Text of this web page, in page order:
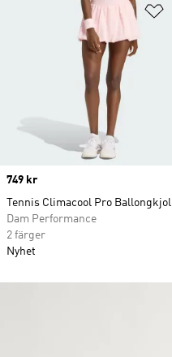
Price
749 kr
Tennis Climacool Pro Ballongkjol
Dam Performance
2 färger
Nyhet